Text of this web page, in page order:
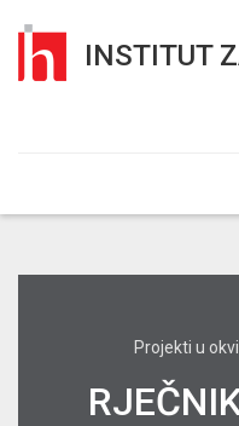
INSTITUT
Projekti u